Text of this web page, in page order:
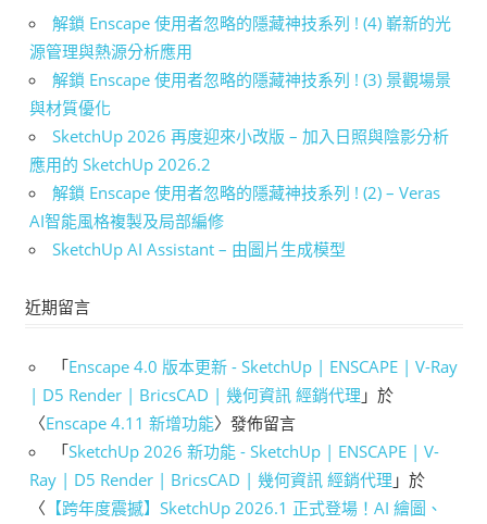
解鎖 Enscape 使用者忽略的隱藏神技系列 ! (4) 嶄新的光
源管理與熱源分析應用
解鎖 Enscape 使用者忽略的隱藏神技系列 ! (3) 景觀場景
與材質優化
SketchUp 2026 再度迎來小改版 – 加入日照與陰影分析
應用的 SketchUp 2026.2
解鎖 Enscape 使用者忽略的隱藏神技系列 ! (2) – Veras
AI智能風格複製及局部編修
SketchUp AI Assistant – 由圖片生成模型
近期留言
「Enscape 4.0 版本更新 - SketchUp | ENSCAPE | V-Ray
| D5 Render | BricsCAD | 幾何資訊 經銷代理 」於
〈Enscape 4.11 新增功能〉發佈留言
「SketchUp 2026 新功能 - SketchUp | ENSCAPE | V-
Ray | D5 Render | BricsCAD | 幾何資訊 經銷代理 」於
〈 【跨年度震撼】SketchUp 2026.1 正式登場！AI 繪圖、